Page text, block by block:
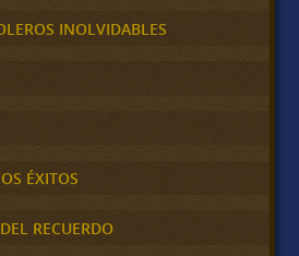
INOLVIDABLES
ÉXITOS
RECUERDO